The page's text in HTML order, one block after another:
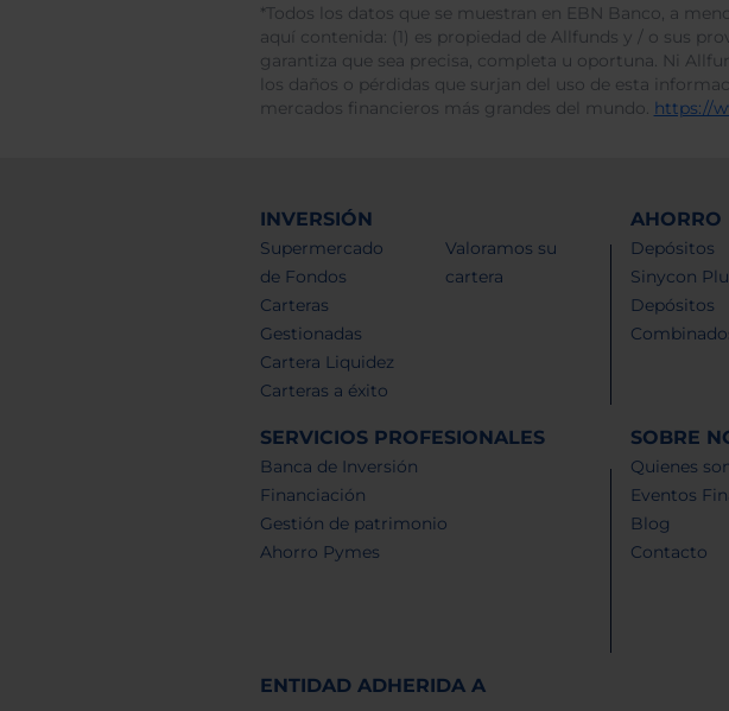
*Todos los datos que se muestran en EBN Banco, a
aquí contenida: (1) es propiedad de Allfunds y / o sus
garantiza que sea precisa, completa u oportuna. Ni
los daños o pérdidas que surjan del uso de esta
mercados financieros más grandes del mundo. https://
INVERSIÓN
Supermercado
de Fondos
Carteras
Gestionadas
Cartera Liquidez
Carteras a éxito
Valoramos su
cartera
AHORRO
Depósitos
Sinycon
Depósitos
SERVICIOS PROFESIONALES
Banca de Inversión
Financiación
Gestión de patrimonio
Ahorro Pymes
SOBRE
Quienes
Eventos
Blog
Contacto
ENTIDAD ADHERIDA A